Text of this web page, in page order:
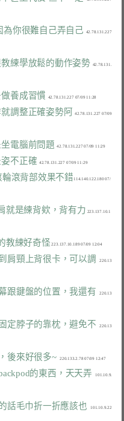
為你很難自己弄自己
  42.78.131.227
練學放鬆的動作姿勢
  42.78.131.
養成習慣
調整正確姿勢阿
  42.78.131.227 07/09
電腦前問題
  42.78.131.227 07/09 11:29
不正確
  42.78.131.227 07/09 11:29
滾背部效果不錯 114.140.122.180 07/
就是練背欸，背有力 223.137.10.1
教練好奇怪 223.137.10.189 07/09 12:04
肩頸上背很卡，可以調
   220.13
跟鍵盤的位置，我還有
   220.13
定脖子的靠枕，避免不
   220.13
後來好很多~
   220.133.2.78 07/09 12:47
的東西，天天弄
   101.10.9.
話毛巾折一折應該也
   101.10.9.22